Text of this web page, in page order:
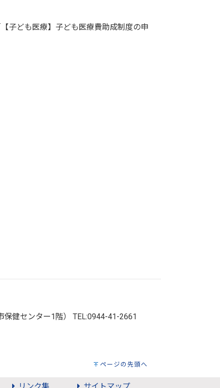
子ども医療】子ども医療費助成制度の申
健センター1階） TEL:0944-41-2661
ページの先頭へ